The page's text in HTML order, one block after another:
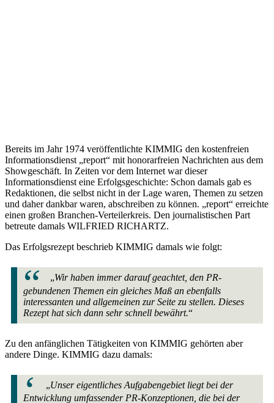
Bereits im Jahr 1974 veröffentlichte KIMMIG den kostenfreien
Informationsdienst „report“ mit honorarfreien Nachrichten aus dem
Showgeschäft. In Zeiten vor dem Internet war dieser
Informationsdienst eine Erfolgsgeschichte: Schon damals gab es
Redaktionen, die selbst nicht in der Lage waren, Themen zu setzen
und daher dankbar waren, abschreiben zu können. „report“ erreichte
einen großen Branchen-Verteilerkreis. Den journalistischen Part
betreute damals WILFRIED RICHARTZ.
Das Erfolgsrezept beschrieb KIMMIG damals wie folgt:
„Wir haben immer darauf geachtet, den PR-
gebundenen Themen ein gleiches Maß an ebenfalls
interessanten und allgemeinen zur Seite zu stellen. Dieses
Rezept hat sich dann sehr schnell bewährt.“
Zu den anfänglichen Tätigkeiten von KIMMIG gehörten aber
andere Dinge. KIMMIG dazu damals:
„Unser eigentliches Aufgabengebiet liegt bei der
Entwicklung umfassender PR-Konzeptionen, die bei der